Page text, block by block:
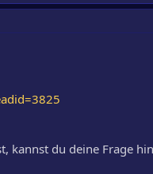
kannst du deine Frage